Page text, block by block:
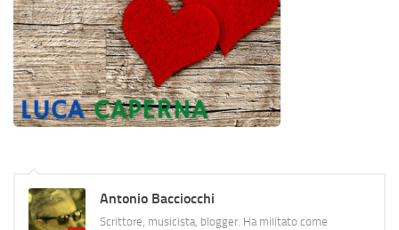
Antonio Bacciocchi
Scrittore, musicista, blogger. Ha militato come